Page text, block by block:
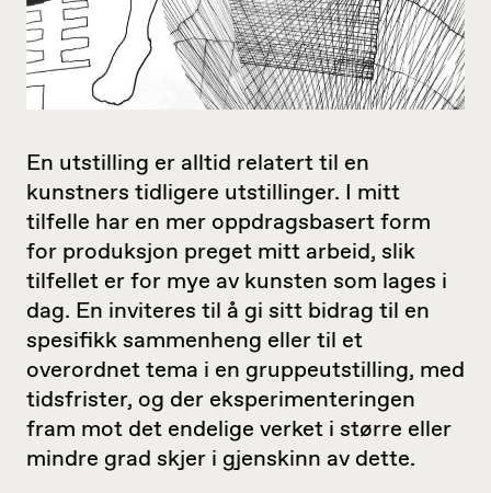
En utstilling er alltid relatert til en
kunstners tidligere utstillinger. I mitt
tilfelle har en mer oppdragsbasert form
for produksjon preget mitt arbeid, slik
tilfellet er for mye av kunsten som lages i
dag. En inviteres til å gi sitt bidrag til en
spesifikk sammenheng eller til et
overordnet tema i en gruppeutstilling, med
tidsfrister, og der eksperimenteringen
fram mot det endelige verket i større eller
mindre grad skjer i gjenskinn av dette.